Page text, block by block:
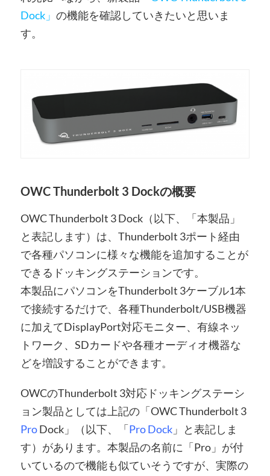
Dock」 の機能を確認していきたいと思いま
す。
OWC Thunderbolt 3 Dockの概要
OWC Thunderbolt 3 Dock（以下、「本製品」
と表記します）は、Thunderbolt 3ポート経由
で各種パソコンに様々な機能を追加することが
できるドッキングステーションです。
本製品にパソコンをThunderbolt 3ケーブル1本
で接続するだけで、各種Thunderbolt/USB機器
に加えてDisplayPort対応モニター、有線ネッ
トワーク、SDカードや各種オーディオ機器な
どを増設することができます。
OWCのThunderbolt 3対応ドッキングステーシ
ョン製品としては上記の「OWC Thunderbolt 3
ProDock」（以下、「Pro Dock」と表記しま
す）があります。本製品の名前に「Pro」が付
いているので機能も似ていそうですが、実際の